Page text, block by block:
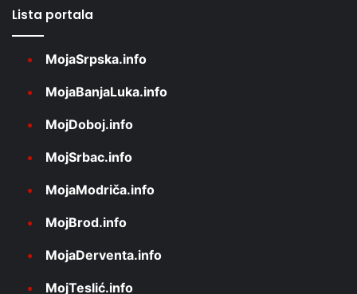
Lista portala
MojaSrpska.info
MojaBanjaLuka.info
MojDoboj.info
MojSrbac.info
MojaModriča.info
MojBrod.info
MojaDerventa.info
MojTeslić.info